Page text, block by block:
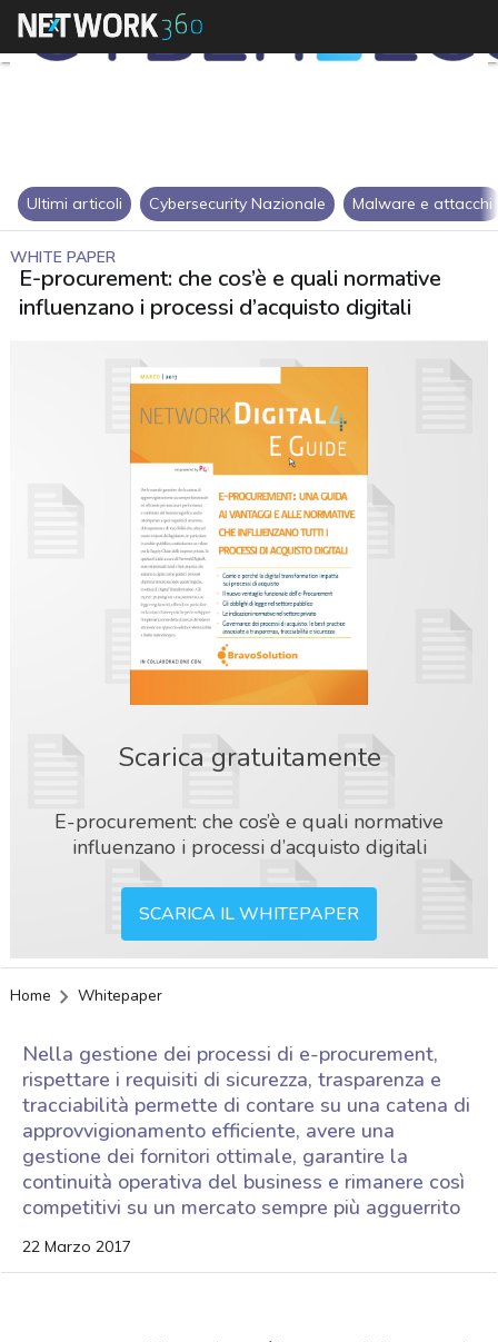
Ultimi articoli Cybersecurity Nazionale Malware e attacchi
WHITE PAPER
E-procurement: che cos’è e quali normative
influenzano i processi d’acquisto digitali
Scarica gratuitamente
E-procurement: che cos’è e quali normative
influenzano i processi d’acquisto digitali
SCARICA IL WHITEPAPER
Home Whitepaper
Nella gestione dei processi di e-procurement,
rispettare i requisiti di sicurezza, trasparenza e
tracciabilità permette di contare su una catena di
approvvigionamento efficiente, avere una
gestione dei fornitori ottimale, garantire la
continuità operativa del business e rimanere così
competitivi su un mercato sempre più agguerrito
22 Marzo 2017